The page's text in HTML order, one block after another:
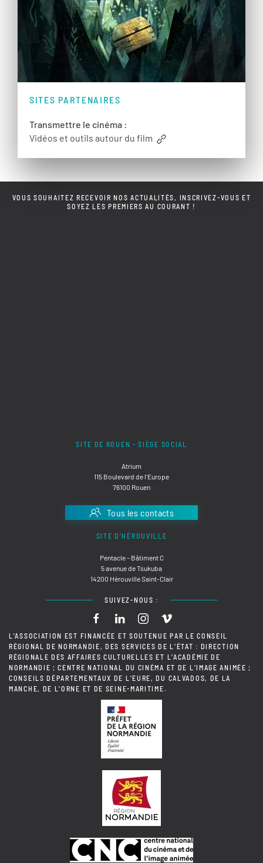
SITES PARTENAIRES
Transmettre le cinéma :
Vidéos et outils autour du film
VOUS SOUHAITEZ RECEVOIR NOS ACTUALITÉS, INSCRIVEZ-VOUS ET
SOYEZ LES PREMIERS AU COURANT !
SITE DE ROUEN - SIÈGE SOCIAL
Atrium
115 Boulevard de l'Europe
76100 Rouen
Tous les contacts
SITE D'HÉROUVILLE
Pentacle - Bâtiment C
5 avenue de Tsukuba
14200 Hérouville Saint-Clair
SUIVEZ-NOUS :
L'ASSOCIATION EST FINANCÉE ET SOUTENUE PAR LE CONSEIL
RÉGIONAL DE NORMANDIE, DES SERVICES DE L'ÉTAT : DIRECTION
RÉGIONALE DES AFFAIRES CULTURELLES ET L'ACADÉMIE DE
NORMANDIE ; CENTRE NATIONAL DU CINÉMA ET DE L'IMAGE ANIMÉE ;
CONSEILS DÉPARTEMENTAUX DE L'EURE, DU CALVADOS, DE LA
MANCHE, DE L'ORNE ET DE SEINE-MARITIME.